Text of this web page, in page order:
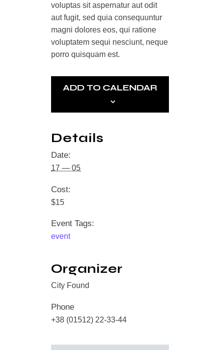
voluptas sit aspernatur aut odit
aut fugit, sed quia consequuntur
magni dolores eos, qui ratione
voluptatem sequi nesciunt, neque
porro quisquam est.
ADD TO CALENDAR
Details
Date:
17 — 05
Cost:
$15
Event Tags:
event
Organizer
City Found
Phone
+38 (01512) 22-33-44